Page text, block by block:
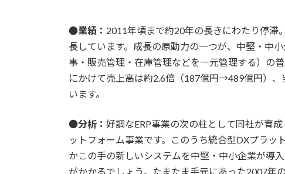
●業績： 2011年頃まで約20年の長きにわたり停滞
長しています。成長の原動力の一つが、中堅・中
事・販売管理・在庫管理などを一元管理する）の
にかけて売上高は約2.6倍（187億円→489億円）
います。
●分析： 好調なERP事業の次の柱として同社が育
ットフォーム事業です。このうち統合型DXプラッ
かこの手の新しいシステムを中堅・中小企業が導
がかかるでしょう。たまたま手元にあった2007年